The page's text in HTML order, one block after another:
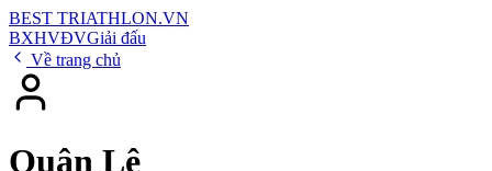
BEST TRIATHLON.VN
BXHVĐVGiải đấu
Về trang chủ
Quân Lê